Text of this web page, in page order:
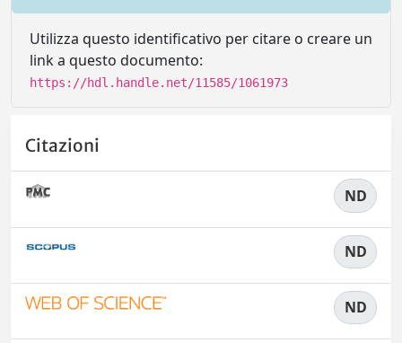
Utilizza questo identificativo per citare o creare un
link a questo documento:
https://hdl.handle.net/11585/1061973
Citazioni
ND
ND
ND